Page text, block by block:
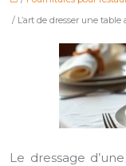
/ L’art de dresser une
Le dressage